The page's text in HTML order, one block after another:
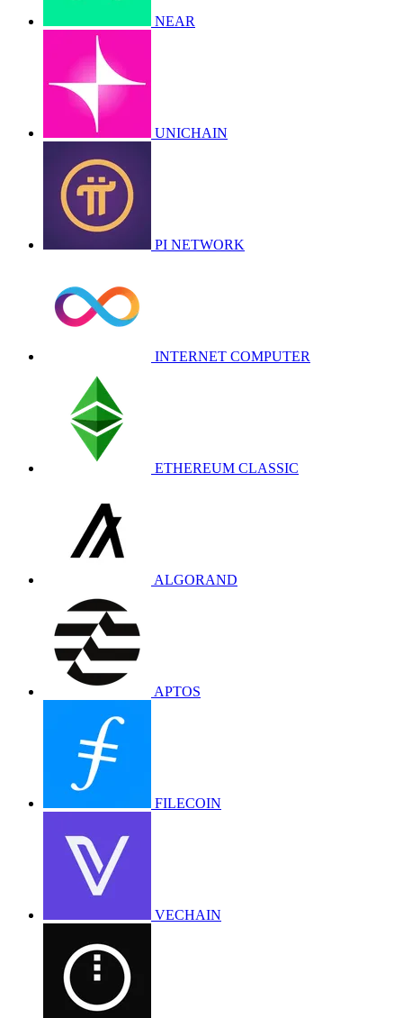
NEAR
UNICHAIN
PI NETWORK
INTERNET COMPUTER
ETHEREUM CLASSIC
ALGORAND
APTOS
FILECOIN
VECHAIN